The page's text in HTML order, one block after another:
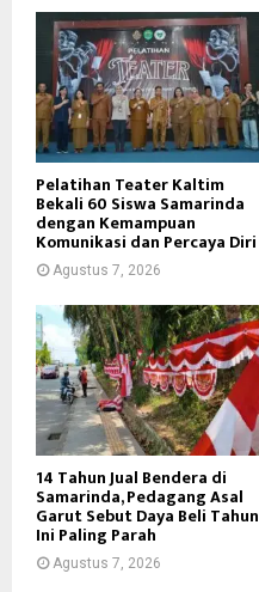
Pelatihan Teater Kaltim
Bekali 60 Siswa Samarinda
dengan Kemampuan
Komunikasi dan Percaya Diri
Agustus 7, 2026
14 Tahun Jual Bendera di
Samarinda, Pedagang Asal
Garut Sebut Daya Beli Tahun
Ini Paling Parah
Agustus 7, 2026